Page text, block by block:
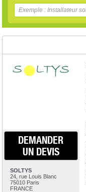
DEMANDER
UN DEVIS
SOLTYS
24, rue Louis Blanc
75010 Paris
FRANCE